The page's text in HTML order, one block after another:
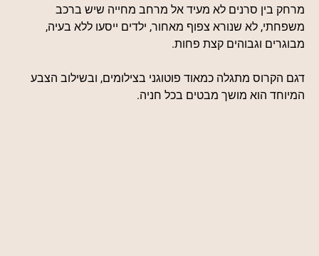
מרחק בין סרנים לא מעיד אל מרחב מחייה שיש ברכב
משפחתי, לא שנורא צפוף מאחור, ילדים ייסעו ללא בעיה,
מבוגרים וגבוהים קצת פחות.
דגם הקרוס מתגלה כמאוד פוטוגני בצילומים, ובשילוב הצבע
המיוחד הוא מושך מבטים בכל חניה.